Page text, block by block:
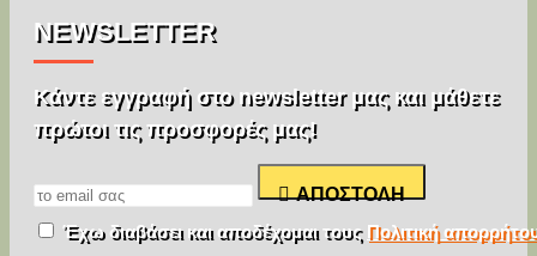
NEWSLETTER
Κάντε εγγραφή στο newsletter μας και μάθετε
πρώτοι τις προσφορές μας!
ΑΠΟΣΤΟΛΉ
Έχω διαβάσει και αποδέχομαι τους Πολιτική